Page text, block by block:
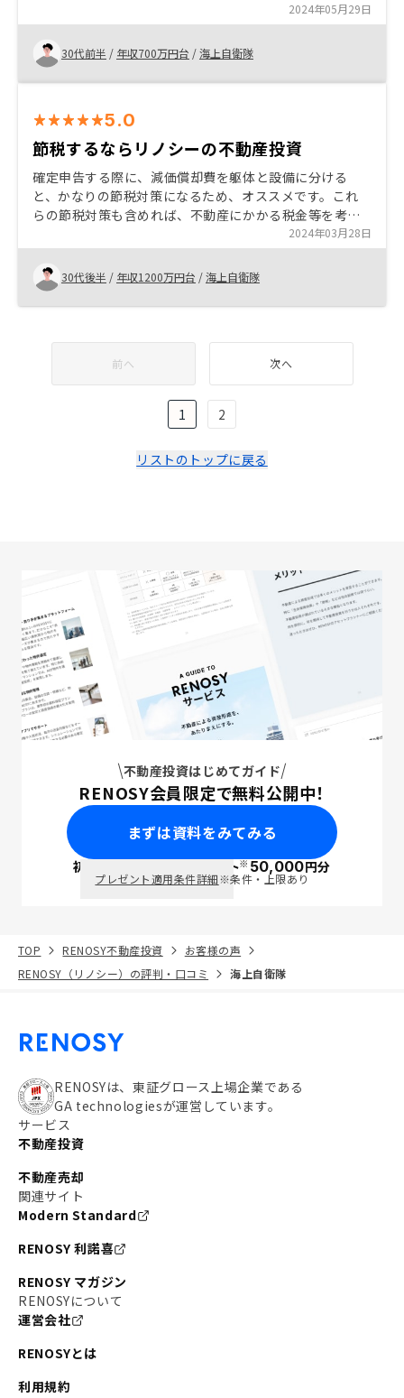
であるため、煩雑なことを一切考えずにやりくりでき
る。 Amazonギフト券だけでなくえらべるPay等も取り
入れて、一人一人のニーズに合ったものを選択できるよ
うになると、ユーティリティ性が向上する。
2024年05月29日
30代前半 / 年収700万円台 /海上自衛隊
5.0
節税するならリノシーの不動産投資
確定申告する際に、減価償却費を躯体と設備に分ける
と、かなりの節税対策になるため、オススメです。これ
らの節税対策も含めれば、不動産にかかる税金等を考慮
しても十分な利益を得られると思います。皆さんもぜひ
不動産投資を始めてみてください なし
2024年03月28日
30代後半 / 年収1200万円台 /海上自衛隊
前へ 次へ
1 2
リストのトップに戻る
不動産投資はじめてガイド
RENOSY会員限定で無料公開中！
まずは資料をみてみる
初回面談で ポイント※50,000円分
プレゼント適用条件詳細※条件・上限あり
TOP RENOSY不動産投資
お客様の声
RENOSY（リノシー）の評判・口コミ
海上自衛隊
RENOSYは、東証グロース上場企業である
GA technologiesが運営しています。
サービス
不動産投資
不動産売却
関連サイト
Modern Standard
RENOSY 利諾喜
RENOSY マガジン
RENOSYについて
運営会社
RENOSYとは
利用規約